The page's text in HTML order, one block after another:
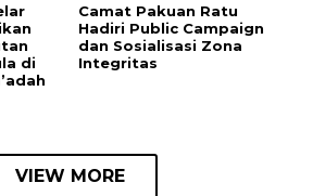
di
Camat Pakuan Ratu
Hadiri Public Campaign
dan Sosialisasi Zona
Integritas
VIEW MORE